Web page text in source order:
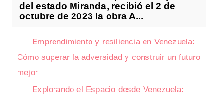
del estado Miranda, recibió el 2 de
octubre de 2023 la obra A...
Emprendimiento y resiliencia en Venezuela:
Cómo superar la adversidad y construir un futuro
mejor
Explorando el Espacio desde Venezuela: